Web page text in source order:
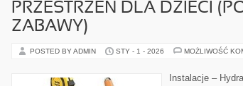
PRZESTRZEŃ DLA DZIECI
ZABAWY)
POSTED BY ADMIN STY - 1 - 2026 MOŻLIWOŚĆ
Instalacje –